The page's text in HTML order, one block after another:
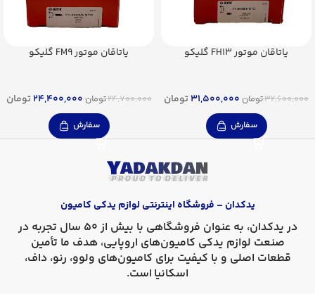
یاتاقان موتور FH13 گلیکو
32,600,000تومان 31,500,000تومان
سفارش
یاتاقان موتور FM9 گلیکو
24,700,000تومان24,400,000 تومان
سفارش
یدکدان – فروشگاه اینترنتی لوازم یدکی کامیون
در یدکدان
، به عنوان فروشگاهی با بیش از 50 سال تجربه در
صنعت لوازم یدکی کامیون‌های اروپایی، هدف ما تأمین
قطعات اصلی و با کیفیت برای کامیون‌های ولوو، رنو، داف،
اسکانیا است.